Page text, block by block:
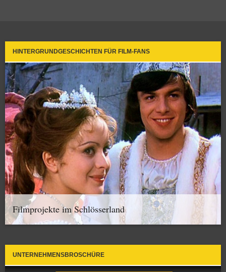
HINTERGRUNDGESCHICHTEN FÜR FILM-FANS
Filmprojekte im Schlösserland
UNTERNEHMENSBROSCHÜRE